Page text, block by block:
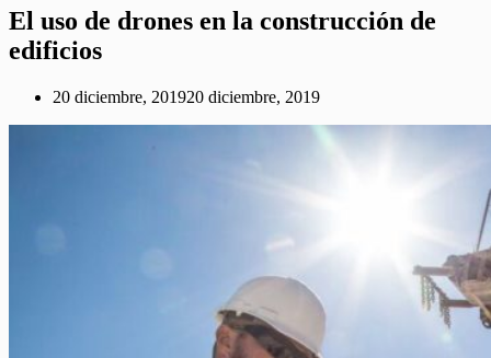
El uso de drones en la construcción de
edificios
20 diciembre, 201920 diciembre, 2019